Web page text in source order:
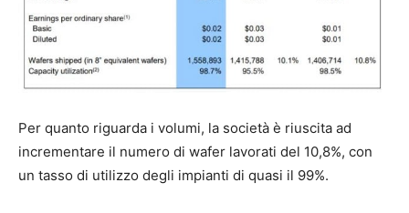
Per quanto riguarda i volumi, la società è riuscita ad
incrementare il numero di wafer lavorati del 10,8%, con
un tasso di utilizzo degli impianti di quasi il 99%.